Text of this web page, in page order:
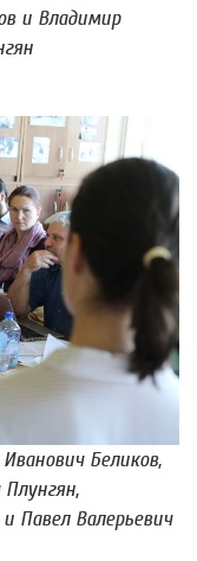
и Владимир
Беликов,
Павел Валерьевич